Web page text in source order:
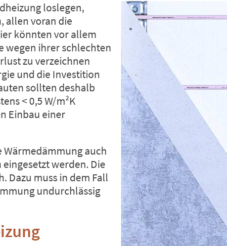
loslegen,
allen voran die
könnten vor allem
wegen ihrer schlechten
zu verzeichnen
und die Investition
sollten deshalb
< 0,5 W/m²K
Einbau einer
auch
werden. Die
Dazu muss in dem Fall
undurchlässig